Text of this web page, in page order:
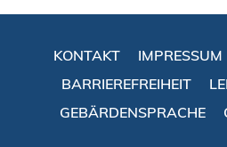
KONTAKT IMPRESSUM
BARRIEREFREIHEIT
GEBÄRDENSPRACHE